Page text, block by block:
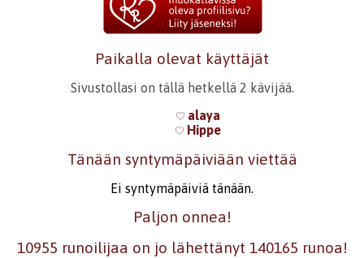
Paikalla olevat käyttäjät
Sivustollasi on tällä hetkellä 2 kävijää.
alaya
Hippe
Tänään syntymäpäiviään viettää
Ei syntymäpäiviä tänään.
Paljon onnea!
10955 runoilijaa on jo lähettänyt 140165 runoa!